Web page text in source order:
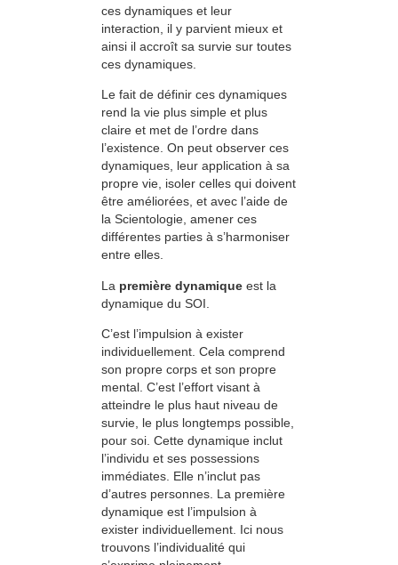
ces dynamiques et leur
interaction, il y parvient mieux et
ainsi il accroît sa survie sur toutes
ces dynamiques.
Le fait de définir ces dynamiques
rend la vie plus simple et plus
claire et met de l’ordre dans
l’existence. On peut observer ces
dynamiques, leur application à sa
propre vie, isoler celles qui doivent
être améliorées, et avec l’aide de
la Scientologie, amener ces
différentes parties à s’harmoniser
entre elles.
La première dynamique est la
dynamique du SOI.
C’est l’impulsion à exister
individuellement. Cela comprend
son propre corps et son propre
mental. C’est l’effort visant à
atteindre le plus haut niveau de
survie, le plus longtemps possible,
pour soi. Cette dynamique inclut
l’individu et ses possessions
immédiates. Elle n’inclut pas
d’autres personnes. La première
dynamique est l’impulsion à
exister individuellement. Ici nous
trouvons l’individualité qui